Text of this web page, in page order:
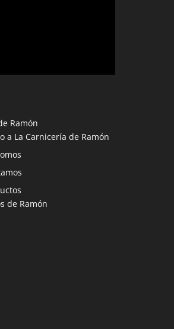
Ramón
a La Carnicería de Ramón
de Ramón